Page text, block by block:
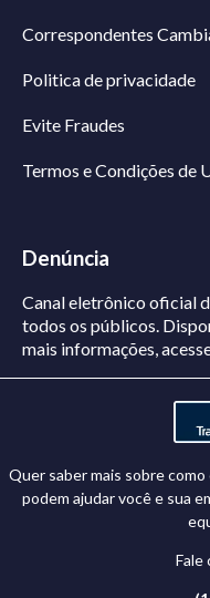
Correspondentes
Politica de privacidade
Evite Fraudes
Termos e Condições de
Denúncia
Canal eletrônico oficial
todos os públicos.
mais informações,
Quer saber mais sobre
podem ajudar você e sua
Fale